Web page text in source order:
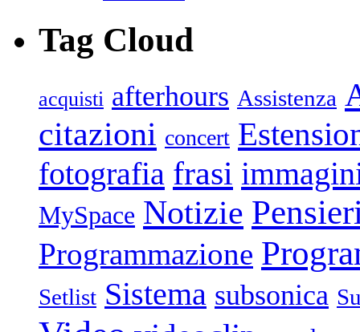
Tag Cloud
acquisti afterhours Assistenza
citazioni concert
fotografia frasi
MySpace Notizie
Programmazione
Setlist Sistema subsonica